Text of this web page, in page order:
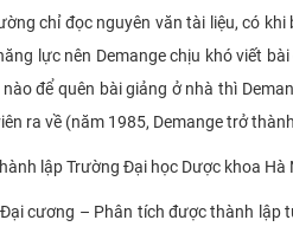
chỉ đọc nguyên văn tài liệu, có
lực nên Demange chịu khó viết
để quên bài giảng ở nhà thì
ra về (năm 1985, Demange trở
lập Trường Đại học Dược khoa
cương – Phân tích được thành